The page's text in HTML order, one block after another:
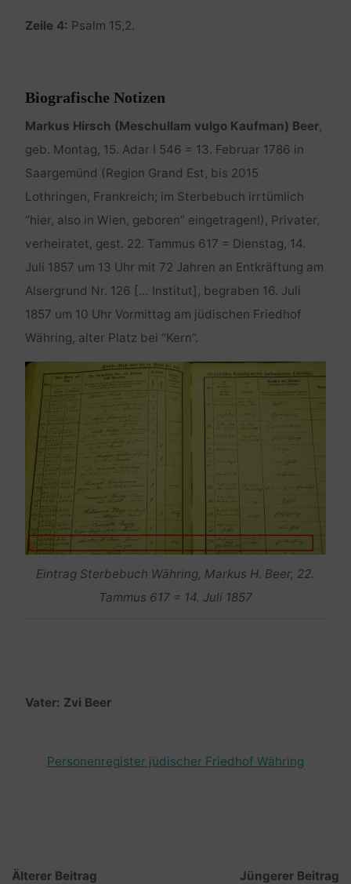
Zeile 4: Psalm 15,2.
Biografische Notizen
Markus Hirsch (Meschullam vulgo Kaufman) Beer,
geb. Montag, 15. Adar I 546 = 13. Februar 1786 in
Saargemünd (Region Grand Est, bis 2015
Lothringen, Frankreich; im Sterbebuch irrtümlich
“hier, also in Wien, geboren” eingetragen!), Privater,
verheiratet, gest. 22. Tammus 617 = Dienstag, 14.
Juli 1857 um 13 Uhr mit 72 Jahren an Entkräftung am
Alsergrund Nr. 126 [… Institut], begraben 16. Juli
1857 um 10 Uhr Vormittag am jüdischen Friedhof
Währing, alter Platz bei “Kern”.
Eintrag Sterbebuch Währing, Markus H. Beer, 22.
Tammus 617 = 14. Juli 1857
Vater: Zvi Beer
Personenregister jüdischer Friedhof Währing
Älterer Beitrag Jüngerer Beitrag